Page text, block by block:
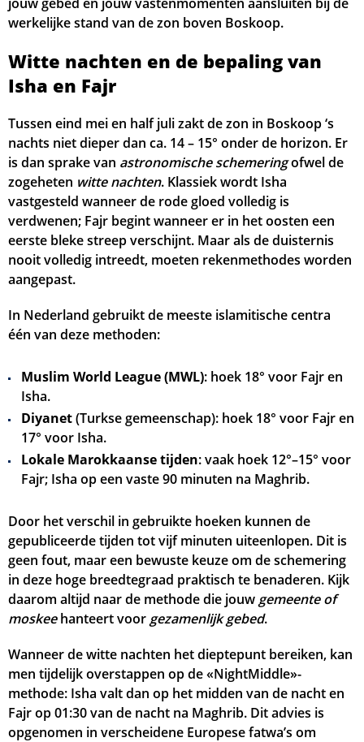
31, Ma 05:17 06:51 13:42 17:26 20:31
werkelijke stand van de zon boven Boskoop.
Witte nachten en de bepaling van
Isha en Fajr
Tussen eind mei en half juli zakt de zon in Boskoop ‘s
nachts niet dieper dan ca. 14 – 15° onder de horizon. Er
is dan sprake van astronomische schemeringofwel de
zogeheten witte nachten. Klassiek wordt Isha
vastgesteld wanneer de rode gloed volledig is
verdwenen; Fajr begint wanneer er in het oosten een
eerste bleke streep verschijnt. Maar als de duisternis
nooit volledig intreedt, moeten rekenmethodes worden
aangepast.
In Nederland gebruikt de meeste islamitische centra
één van deze methoden:
Muslim World League (MWL): hoek 18° voor Fajr en
Isha.
Diyanet(Turkse gemeenschap): hoek 18° voor Fajr en
17° voor Isha.
Lokale Marokkaanse tijden: vaak hoek 12°–15° voor
Fajr; Isha op een vaste 90 minuten na Maghrib.
Door het verschil in gebruikte hoeken kunnen de
gepubliceerde tijden tot vijf minuten uiteenlopen. Dit is
geen fout, maar een bewuste keuze om de schemering
in deze hoge breedtegraad praktisch te benaderen. Kijk
daarom altijd naar de methode die jouw gemeente of
moskeehanteert voor gezamenlijk gebed.
Wanneer de witte nachten het dieptepunt bereiken, kan
men tijdelijk overstappen op de «NightMiddle»-
methode: Isha valt dan op het midden van de nacht en
Fajr op01:30van de nacht na Maghrib. Dit advies is
opgenomen in verscheidene Europese fatwa’s om